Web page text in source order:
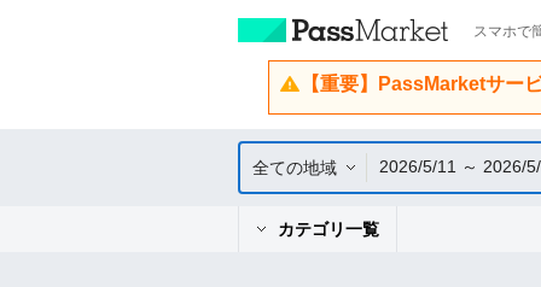
スマホで
【重要】PassMarketサー
全ての地域 2026/5/11 ～ 2026/
カテゴリ一覧